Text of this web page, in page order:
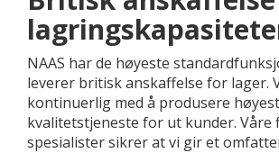
NAAS har de høyeste
leverer britisk anskaffelse for lager.
kontinuerlig med å produsere
kvalitetstjeneste for ut kunder. Våre
spesialister sikrer at vi gir et